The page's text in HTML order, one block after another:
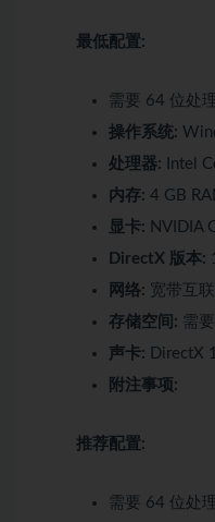
最低配置:
需要 64 位处
操作系统:
处理器: Intel
内存: 4 GB
显卡: NVIDIA
DirectX 版本:
网络: 宽带互
存储空间: 需
声卡: DirectX
附注事项:
推荐配置:
需要 64 位处